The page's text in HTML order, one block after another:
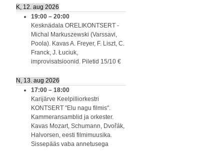
K, 12. aug 2026
19:00 – 20:00
Kesknädala ORELIKONTSERT -
Michal Markuszewski (Varssavi,
Poola). Kavas A. Freyer, F. Liszt, C.
Franck, J. Łuciuk,
improvisatsioonid. Piletid 15/10 €
N, 13. aug 2026
17:00 – 18:00
Karijärve Keelpilliorkestri
KONTSERT "Elu nagu filmis".
Kammeransamblid ja orkester.
Kavas Mozart, Schumann, Dvořák,
Halvorsen, eesti filmimuusika.
Sissepääs vaba annetusega